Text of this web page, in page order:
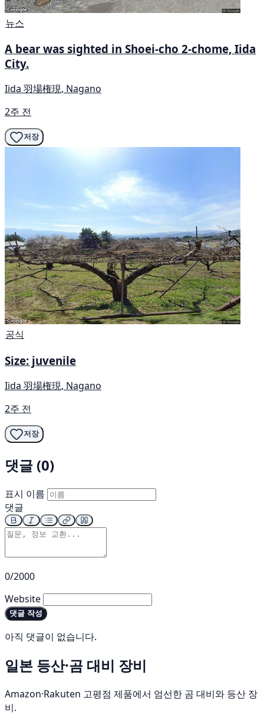
뉴스
A bear was sighted in Shoei-cho 2-chome, Iida
City.
Iida 羽場権現, Nagano
2주 전
저장
공식
Size: juvenile
Iida 羽場権現, Nagano
2주 전
저장
댓글 (0)
표시 이름
댓글
0/2000
Website
댓글 작성
아직 댓글이 없습니다.
일본 등산·곰 대비 장비
Amazon·Rakuten 고평점 제품에서 엄선한 곰 대비와 등산 장
비.